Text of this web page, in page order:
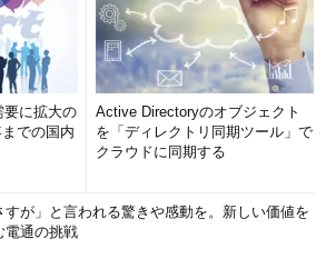
要に拡大の
での国内
Active Directoryのオブジェクト
を「ディレクトリ同期ツール」で
クラウドに同期する
すが」と言われる驚きや感動を。新しい価値を
電通の挑戦